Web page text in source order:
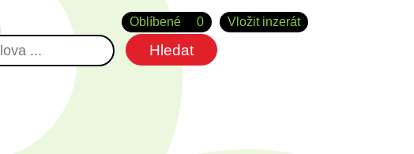
Vložit inzerát
Oblíbené 0